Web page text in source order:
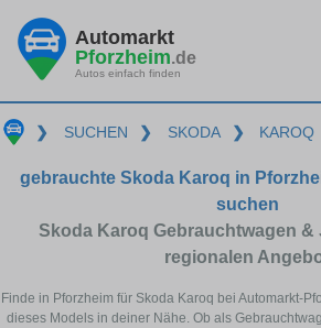
Automarkt
Pforzheim.de
Autos einfach finden
❯ SUCHEN ❯ SKODA ❯ KAROQ
gebrauchte Skoda Karoq in
suchen
Skoda Karoq Gebrauchtwagen &
regionalen
Finde in Pforzheim für Skoda Karoq bei Automarkt-
dieses Models in deiner Nähe. Ob als